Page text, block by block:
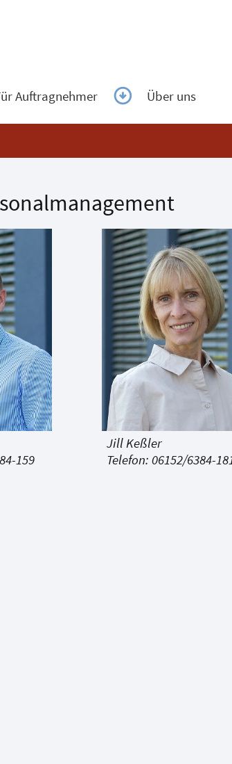
Auftragnehmer Über uns
159
Jill Keßler
Telefon: 06152/6384-